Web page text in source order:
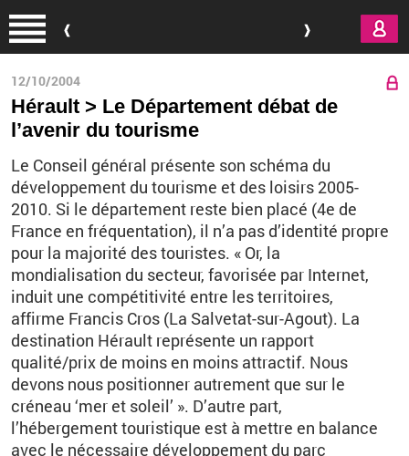
12/10/2004
Hérault > Le Département débat de
l’avenir du tourisme
Le Conseil général présente son schéma du
développement du tourisme et des loisirs 2005-
2010. Si le département reste bien placé (4e de
France en fréquentation), il n’a pas d’identité propre
pour la majorité des touristes. « Or, la
mondialisation du secteur, favorisée par Internet,
induit une compétitivité entre les territoires,
affirme Francis Cros (La Salvetat-sur-Agout). La
destination Hérault représente un rapport
qualité/prix de moins en moins attractif. Nous
devons nous positionner autrement que sur le
créneau ‘mer et soleil’ ». D’autre part,
l’hébergement touristique est à mettre en balance
avec le nécessaire développement du parc